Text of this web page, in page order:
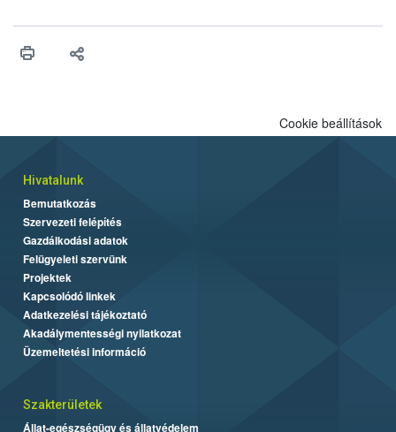
érésű szőlőkben is legyen lehetőség a károsító elleni további
felhasználók számára is elérhető és ökológiai termesztésben is
Cookie beállítások
Hivatalunk
Bemutatkozás
Szervezeti felépítés
Gazdálkodási adatok
Felügyeleti szervünk
Projektek
Kapcsolódó linkek
Adatkezelési tájékoztató
Akadálymentességi nyilatkozat
Üzemeltetési információ
Szakterületek
Állat-egészségügy és állatvédelem